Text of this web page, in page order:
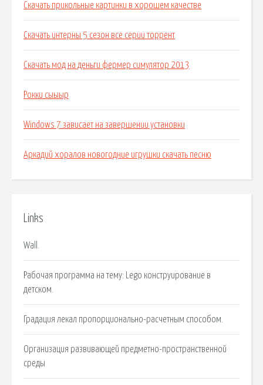
Скачать прикольные картинки в хорошем качестве
Скачать интерны 5 сезон все серии торрент
Скачать мод на деньги фермер симулятор 2013
Рокки сыыыр
Windows 7 зависает на завершении установки
Аркадий хоралов новогодние игрушки скачать песню
Links
Wall.
Рабочая программа на тему: Lego конструирование в
детском.
Градация лекал пропорционально-расчетным способом.
Организация развивающей предметно-пространственной
среды